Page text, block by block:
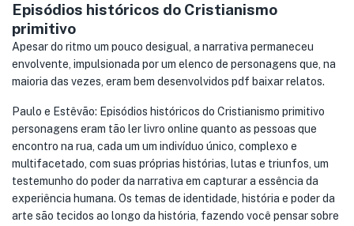
Episódios históricos do Cristianismo
primitivo
Apesar do ritmo um pouco desigual, a narrativa permaneceu
envolvente, impulsionada por um elenco de personagens que, na
maioria das vezes, eram bem desenvolvidos pdf baixar relatos.
Paulo e Estêvão: Episódios históricos do Cristianismo primitivo
personagens eram tão ler livro online quanto as pessoas que
encontro na rua, cada um um indivíduo único, complexo e
multifacetado, com suas próprias histórias, lutas e triunfos, um
testemunho do poder da narrativa em capturar a essência da
experiência humana. Os temas de identidade, história e poder da
arte são tecidos ao longo da história, fazendo você pensar sobre